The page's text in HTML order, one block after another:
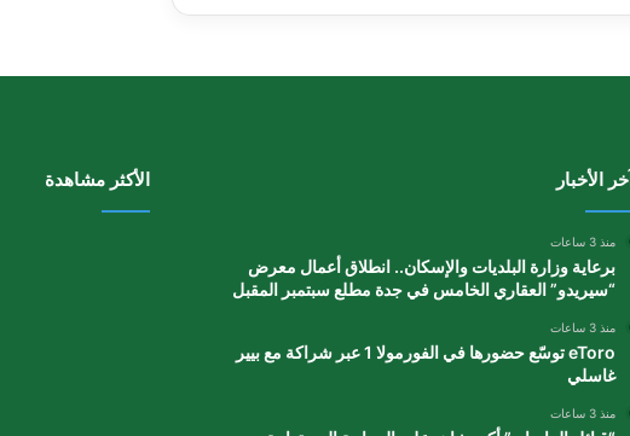
آخر الأخبار
منذ 3 ساعات
برعاية وزارة البلديات والإسكان.. انطلاق أعمال معرض
“سيريدو” العقاري الخامس في جدة مطلع سبتمبر المقبل
منذ 3 ساعات
eToro توسّع حضورها في الفورمولا 1 عبر شراكة مع بيير
غاسلي
منذ 3 ساعات
الأكثر مشاهدة